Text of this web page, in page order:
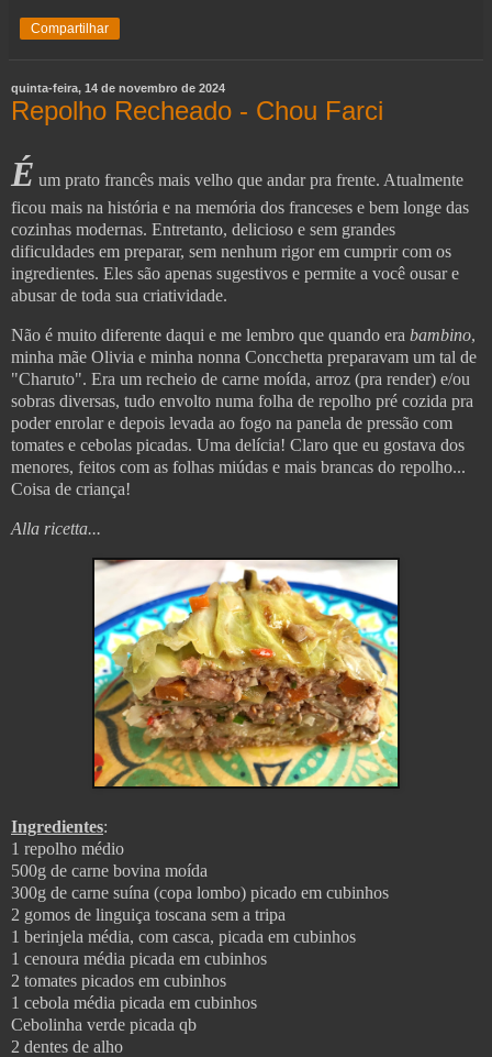
Compartilhar
quinta-feira, 14 de novembro de 2024
Repolho Recheado - Chou Farci
É um prato francês mais velho que andar pra frente. Atualmente
ficou mais na história e na memória dos franceses e bem longe das
cozinhas modernas. Entretanto, delicioso e sem grandes
dificuldades em preparar, sem nenhum rigor em cumprir com os
ingredientes. Eles são apenas sugestivos e permite a você ousar e
abusar de toda sua criatividade.
Não é muito diferente daqui e me lembro que quando era bambino,
minha mãe Olivia e minha nonna Concchetta preparavam um tal de
"Charuto". Era um recheio de carne moída, arroz (pra render) e/ou
sobras diversas, tudo envolto numa folha de repolho pré cozida pra
poder enrolar e depois levada ao fogo na panela de pressão com
tomates e cebolas picadas. Uma delícia! Claro que eu gostava dos
menores, feitos com as folhas miúdas e mais brancas do repolho...
Coisa de criança!
Alla ricetta...
Ingredientes:
1 repolho médio
500g de carne bovina moída
300g de carne suína (copa lombo) picado em cubinhos
2 gomos de linguiça toscana sem a tripa
1 berinjela média, com casca, picada em cubinhos
1 cenoura média picada em cubinhos
2 tomates picados em cubinhos
1 cebola média picada em cubinhos
Cebolinha verde picada qb
2 dentes de alho